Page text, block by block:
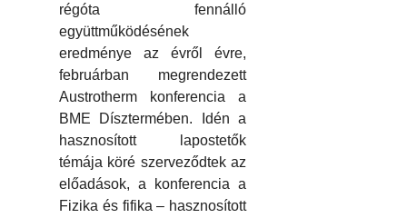
régóta fennálló
együttműködésének
eredménye az évről évre,
februárban megrendezett
Austrotherm konferencia a
BME Dísztermében. Idén a
hasznosított lapostetők
témája köré szerveződtek az
előadások, a konferencia a
Fizika és fifika – hasznosított